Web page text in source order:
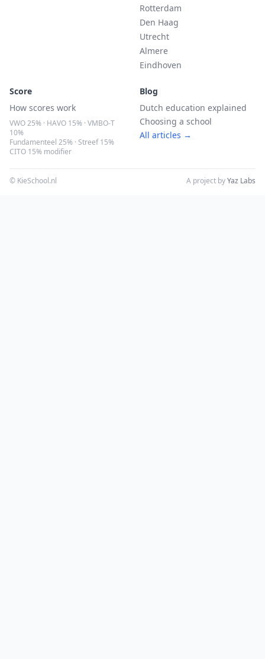
Rotterdam
Den Haag
Utrecht
Almere
Eindhoven
Score
How scores work
VWO 25% · HAVO 15% · VMBO-T
10%
Fundamenteel 25% · Streef 15%
CITO 15% modifier
Blog
Dutch education explained
Choosing a school
All articles →
© KieSchool.nl A project byYaz Labs